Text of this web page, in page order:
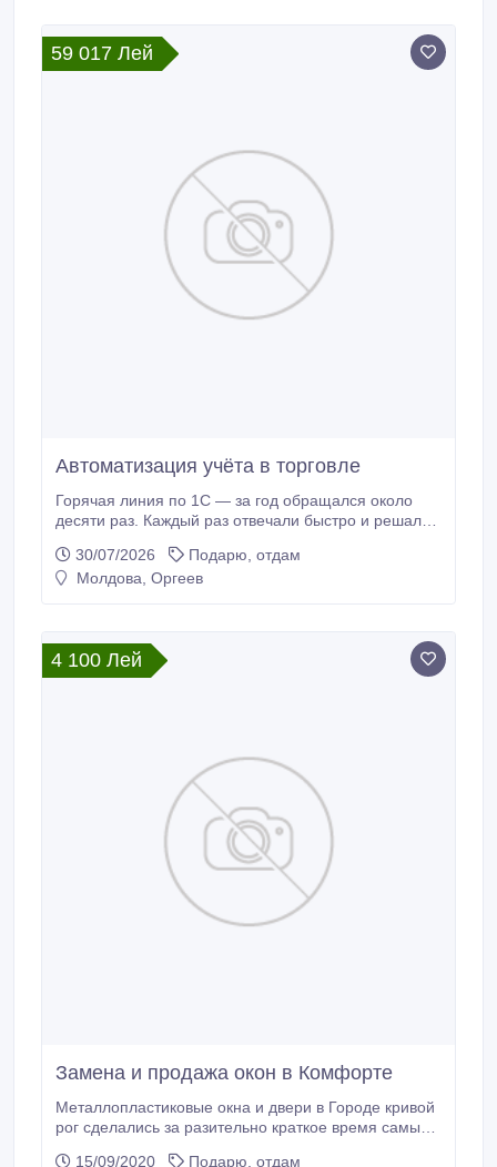
59 017 Лей
Автоматизация учёта в торговле
Горячая линия по 1С — за год обращался около
десяти раз. Каждый раз отвечали быстро и решали
15 минут в рабочее время. настройка 1С.
30/07/2026
Подарю, отдам
Молдова, Оргеев
4 100 Лей
Замена и продажа окон в Комфорте
Металлопластиковые окна и двери в Городе кривой
рог сделались за разительно краткое время самыми
15/09/2020 Подарю, отдам